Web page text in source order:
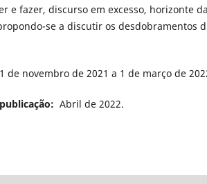
e fazer, discurso em excesso, horizonte
se a discutir os desdobramentos
1 de novembro de 2021 a 1 de março de
Abril de 2022.